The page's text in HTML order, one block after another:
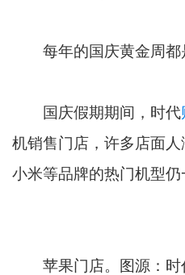
每年的国庆黄金周都
国庆假期期间，时代
机销售门店，许多店面人
小米等品牌的热门机型仍
苹果门店。图源：